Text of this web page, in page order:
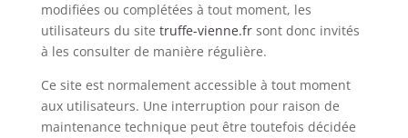
modifiées ou complétées à tout moment, les
utilisateurs du site truffe-vienne.frsont donc invités
à les consulter de manière régulière.
Ce site est normalement accessible à tout moment
aux utilisateurs. Une interruption pour raison de
maintenance technique peut être toutefois décidée